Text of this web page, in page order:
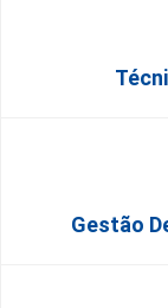
Gestão